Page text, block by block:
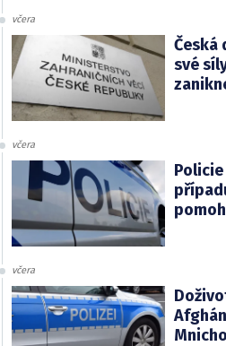
včera
Česká
své
včera
včera